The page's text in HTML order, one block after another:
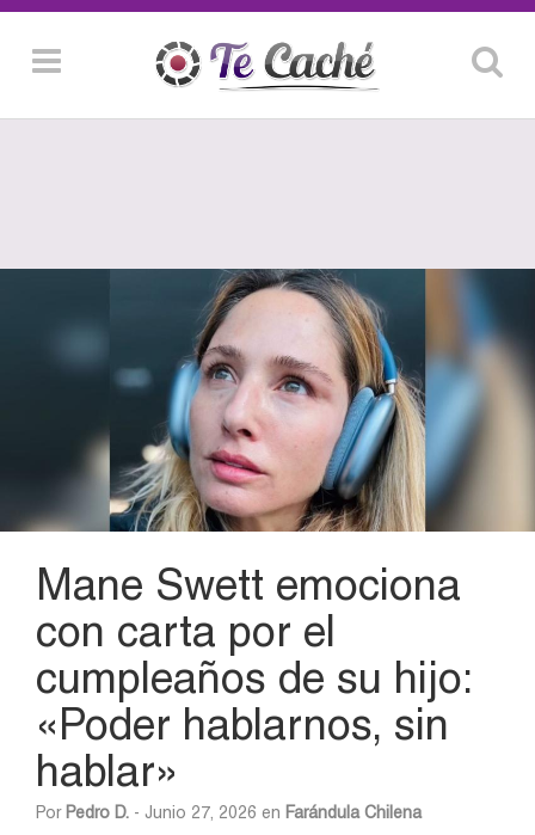
Mane Swett emociona
con carta por el
cumpleaños de su hijo:
«Poder hablarnos, sin
hablar»
Por Pedro D. - Junio 27, 2026 en Farándula Chilena